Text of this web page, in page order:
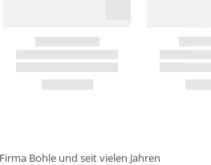
Bohle und seit vielen Jahren